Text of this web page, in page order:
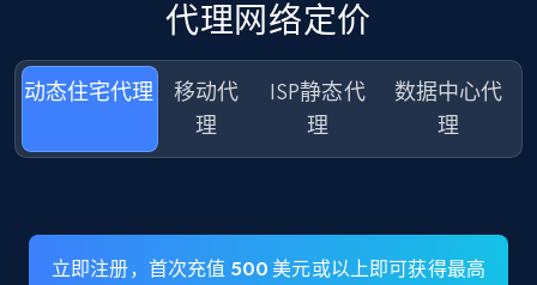
代理网络定价
动态住宅代
移动代
理
ISP静态代
理
数据中心代
理
立即注册，首次充值 500 美元或以上即可获得最高